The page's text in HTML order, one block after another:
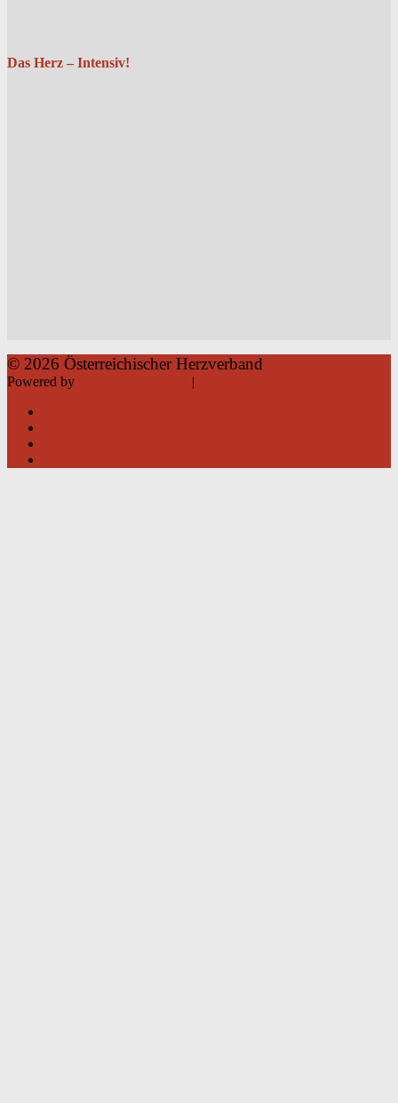
Das Herz – Intensiv!
© 2026 Österreichischer Herzverband
Powered by |